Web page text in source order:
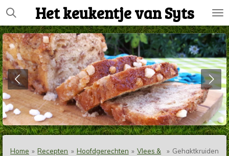
Ga
direct
naar
de
hoofdinhoud
Het keukentje van Syts
Home » Recepten » Hoofdgerechten » Vlees &
» Gehaktkruiden